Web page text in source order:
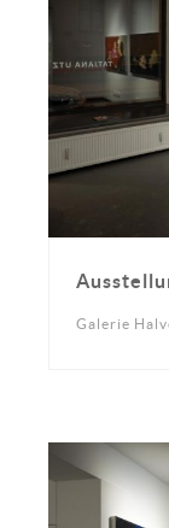
Galerie